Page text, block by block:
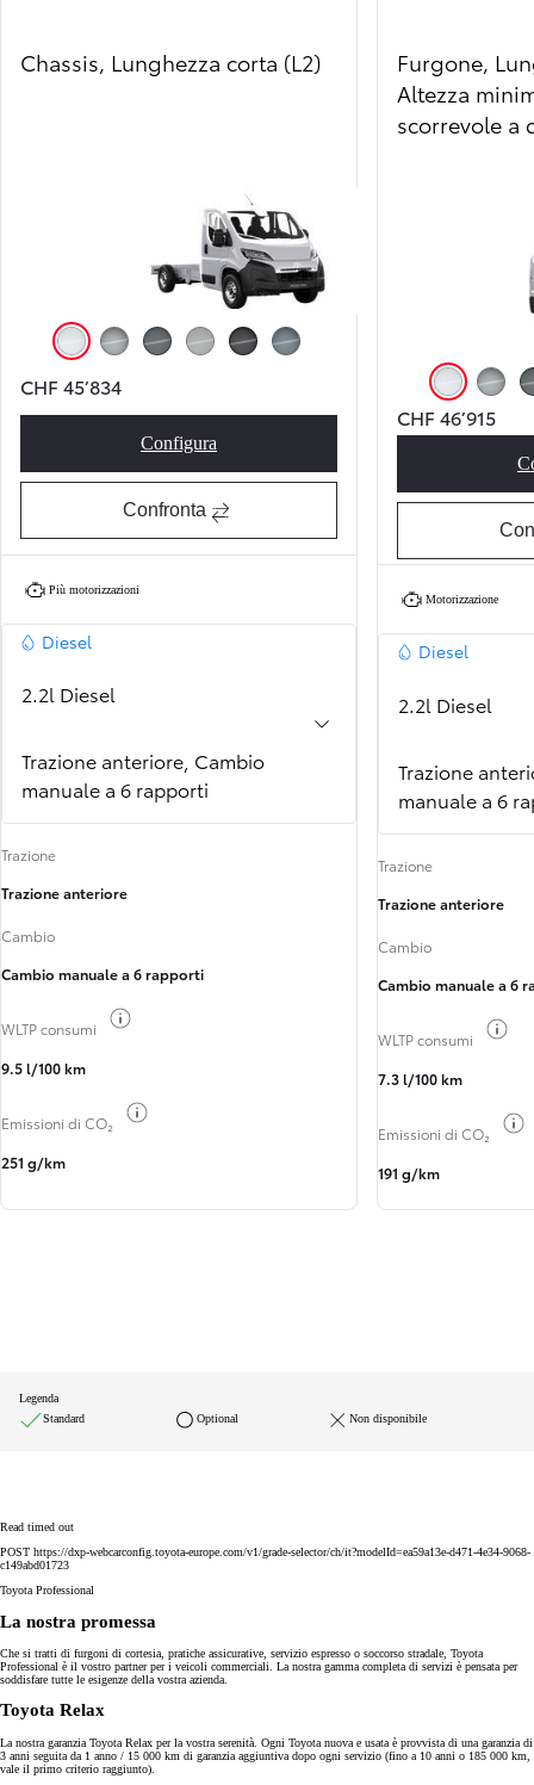
Chassis, Lunghezza corta (L2)
Icy White (EPR)
CHF 45’834
ConfiguraProace Max Active
Confronta
Più motorizzazioni
Diesel
2.2l Diesel
Trazione anteriore, Cambio
manuale a 6 rapporti
Trazione
Trazione anteriore
Cambio
Cambio manuale a 6 rapporti
WLTP consumi
9.5 l/100 km
Emissioni di CO₂
251 g/km
Furgone,
Altezza
scorrevole a
Icy White (EPR)
CHF 46’915
Motorizzazione
Diesel
2.2l Diesel
Trazione
manuale a 6
Trazione
Trazione anteriore
Cambio
Cambio manuale a 6
WLTP consumi
7.3 l/100 km
Emissioni di CO₂
191 g/km
Legenda
Standard
Optional Non disponibile
Read timed out
POST https://dxp-webcarconfig.toyota-europe.com/v1/grade-selector/ch/it?modelId=ea59a13e-d471-4e34-9068-
c149abd01723
Toyota Professional
La nostra promessa
Che si tratti di furgoni di cortesia, pratiche assicurative, servizio espresso o soccorso stradale, Toyota
Professional è il vostro partner per i veicoli commerciali. La nostra gamma completa di servizi è pensata per
soddisfare tutte le esigenze della vostra azienda.
Toyota Relax
La nostra garanzia Toyota Relax per la vostra serenità. Ogni Toyota nuova e usata è provvista di una garanzia di
3 anni seguita da 1 anno / 15 000 km di garanzia aggiuntiva dopo ogni servizio (fino a 10 anni o 185 000 km,
vale il primo criterio raggiunto).